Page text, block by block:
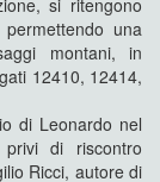
si ritengono
una
montani, in
12410, 12414,
di Leonardo nel
di riscontro
Ricci, autore di